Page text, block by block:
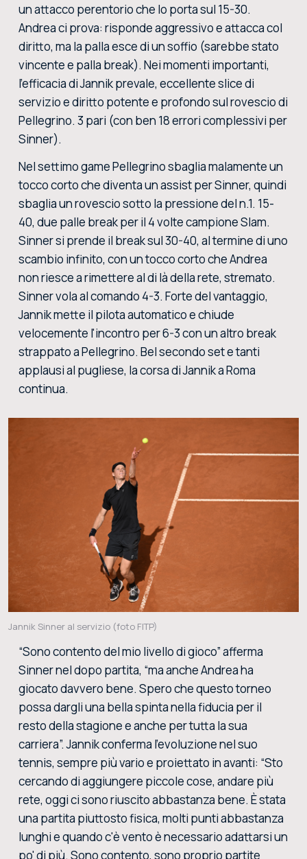
un attacco perentorio che lo porta sul 15-30.
Andrea ci prova: risponde aggressivo e attacca col
diritto, ma la palla esce di un soffio (sarebbe stato
vincente e palla break). Nei momenti importanti,
l'efficacia di Jannik prevale, eccellente slice di
servizio e diritto potente e profondo sul rovescio di
Pellegrino. 3 pari (con ben 18 errori complessivi per
Sinner).
Nel settimo game Pellegrino sbaglia malamente un
tocco corto che diventa un assist per Sinner, quindi
sbaglia un rovescio sotto la pressione del n.1. 15-
40, due palle break per il 4 volte campione Slam.
Sinner si prende il break sul 30-40, al termine di uno
scambio infinito, con un tocco corto che Andrea
non riesce a rimettere al di là della rete, stremato.
Sinner vola al comando 4-3. Forte del vantaggio,
Jannik mette il pilota automatico e chiude
velocemente l'incontro per 6-3 con un altro break
strappato a Pellegrino. Bel secondo set e tanti
applausi al pugliese, la corsa di Jannik a Roma
continua.
Jannik Sinner al servizio (foto FITP)
“Sono contento del mio livello di gioco” afferma
Sinner nel dopo partita, “ma anche Andrea ha
giocato davvero bene. Spero che questo torneo
possa dargli una bella spinta nella fiducia per il
resto della stagione e anche per tutta la sua
carriera”. Jannik conferma l'evoluzione nel suo
tennis, sempre più vario e proiettato in avanti: “Sto
cercando di aggiungere piccole cose, andare più
rete, oggi ci sono riuscito abbastanza bene. È stata
una partita piuttosto fisica, molti punti abbastanza
lunghi e quando c'è vento è necessario adattarsi un
po' di più. Sono contento, sono proprio partite